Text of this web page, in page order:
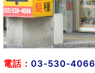
電話： 03-530-4066